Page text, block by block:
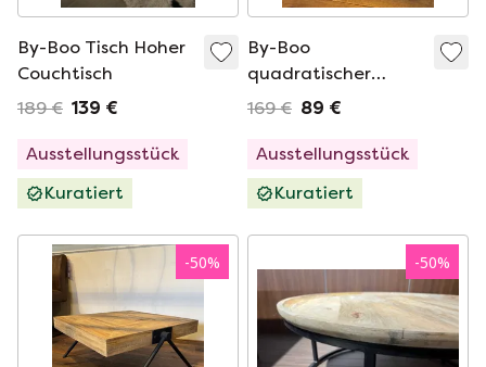
By-Boo Tisch Hoher
Couchtisch
189 € 139 €
Ausstellungsstück
Kuratiert
By-Boo
quadratischer
Couchtisch
169 € 89 €
Ausstellungsstück
Kuratiert
-50% -50%